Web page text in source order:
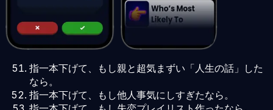
指一本下げて、もし親と超気まずい「人生の話」した
なら。
指一本下げて、もし他人事気にしすぎたなら。